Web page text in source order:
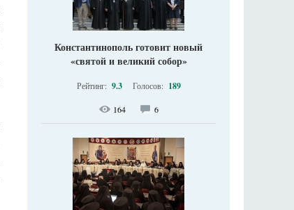
Константинополь готовит новый
«святой и великий собор»
Рейтинг: 9.3 Голосов: 189
164 6